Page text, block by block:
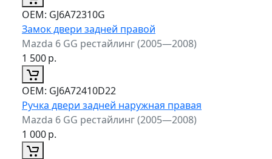
ОЕМ: GJ6A72310G
Замок двери задней правой
Mazda 6 GG рестайлинг (2005—2008)
1 500р.
ОЕМ: GJ6A72410D22
Ручка двери задней наружная правая
Mazda 6 GG рестайлинг (2005—2008)
1 000р.